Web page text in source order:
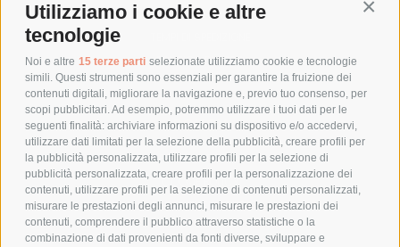
Utilizziamo i cookie e altre
tecnologie
Noi e altre 15 terze parti selezionate utilizziamo cookie e tecnologie
simili. Questi strumenti sono essenziali per garantire la fruizione dei
contenuti digitali, migliorare la navigazione e, previo tuo consenso, per
scopi pubblicitari. Ad esempio, potremmo utilizzare i tuoi dati per le
seguenti finalità: archiviare informazioni su dispositivo e/o accedervi,
utilizzare dati limitati per la selezione della pubblicità, creare profili per
la pubblicità personalizzata, utilizzare profili per la selezione di
pubblicità personalizzata, creare profili per la personalizzazione dei
contenuti, utilizzare profili per la selezione di contenuti personalizzati,
misurare le prestazioni degli annunci, misurare le prestazioni dei
contenuti, comprendere il pubblico attraverso statistiche o la
combinazione di dati provenienti da fonti diverse, sviluppare e
COSTI DI SPEDIZIONE
POLITICA DI RESO
POLICY
PRIVACY POLICY
COOKIE POLICY
PAGAMENTI SICURI